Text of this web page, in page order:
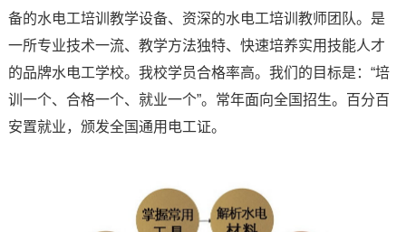
备的水电工培训教学设备、资深的水电工培训教师团队。是
一所专业技术一流、教学方法独特、快速培养实用技能人才
的品牌水电工学校。我校学员合格率高。我们的目标是：“培
训一个、合格一个、就业一个”。常年面向全国招生。百分百
安置就业，颁发全国通用电工证。